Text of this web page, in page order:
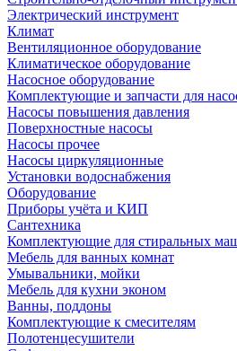
Электрический инструмент
Климат
Вентиляционное оборудование
Климатическое оборудование
Насосное оборудование
Комплектующие и запчасти для
Насосы повышения давления
Поверхностные насосы
Насосы прочее
Насосы циркуляционные
Установки водоснабжения
Оборудование
Приборы учёта и КИП
Сантехника
Комплектующие для стиральных
Мебель для ванных комнат
Умывальники, мойки
Мебель для кухни эконом
Ванны, поддоны
Комплектующие к смесителям
Полотенцесушители